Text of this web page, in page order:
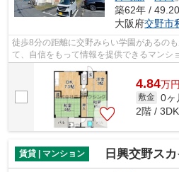
築62年 /
大阪府交野市
徒歩8分の距離に交野みらい学園があるの
て、自信をもって情報を提供できるマンシ
で日も入る物件をご提供します！ゴミ出し...
4.84万円
敷金 0ヶ
2階 /
賃貸 | マンション 日興交野スカ